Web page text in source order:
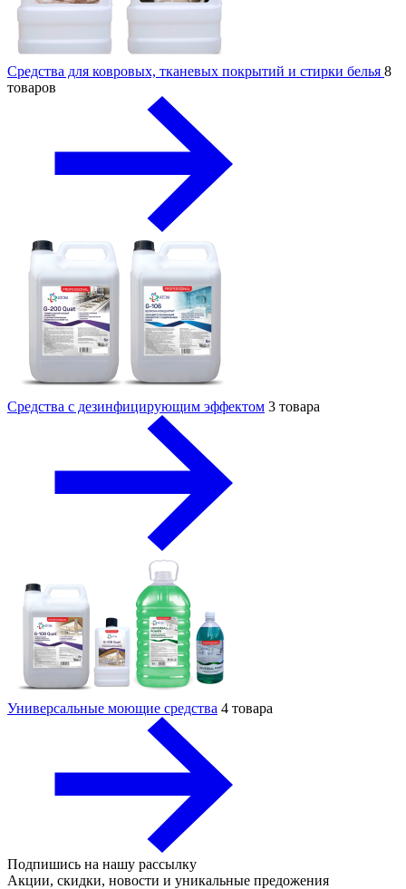
Средства для ковровых, тканевых покрытий и стирки белья 8
товаров
Средства с дезинфицирующим эффектом 3 товара
Универсальные моющие средства 4 товара
Подпишись на нашу рассылку
Акции, скидки, новости и уникальные предожения